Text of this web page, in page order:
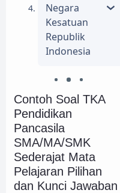
Negara
Kesatuan
Republik
Indonesia
Contoh Soal TKA
Pendidikan
Pancasila
SMA/MA/SMK
Sederajat Mata
Pelajaran Pilihan
dan Kunci Jawaban